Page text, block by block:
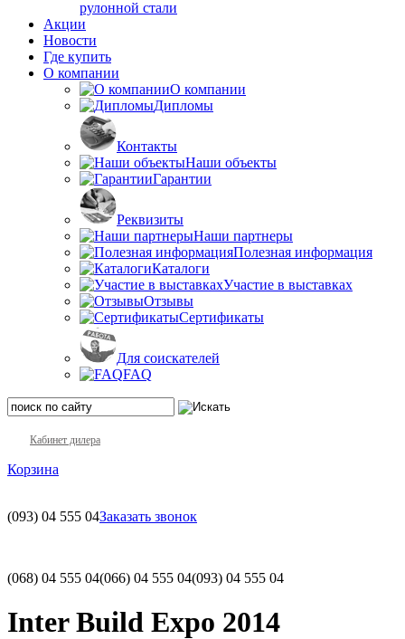
рулонной стали
Акции
Новости
Где купить
О компании
О компании
Дипломы
Контакты
Наши объекты
Гарантии
Реквизиты
Наши партнеры
Полезная информация
Каталоги
Участие в выставках
Отзывы
Сертификаты
Для соискателей
FAQ
Кабинет дилера
Корзина
(093) 04 555 04Заказать звонок
(068) 04 555 04(066) 04 555 04(093) 04 555 04
Inter Build Expo 2014